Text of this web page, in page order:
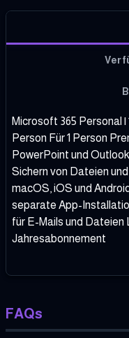
Microsoft 365 Personal
Person Für 1 Person
PowerPoint und
Sichern von Dateien
macOS, iOS und
separate App-
für E-Mails und
Jahresabonnement
FAQs